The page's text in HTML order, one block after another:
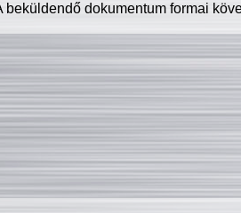
beküldendő dokumentum formai